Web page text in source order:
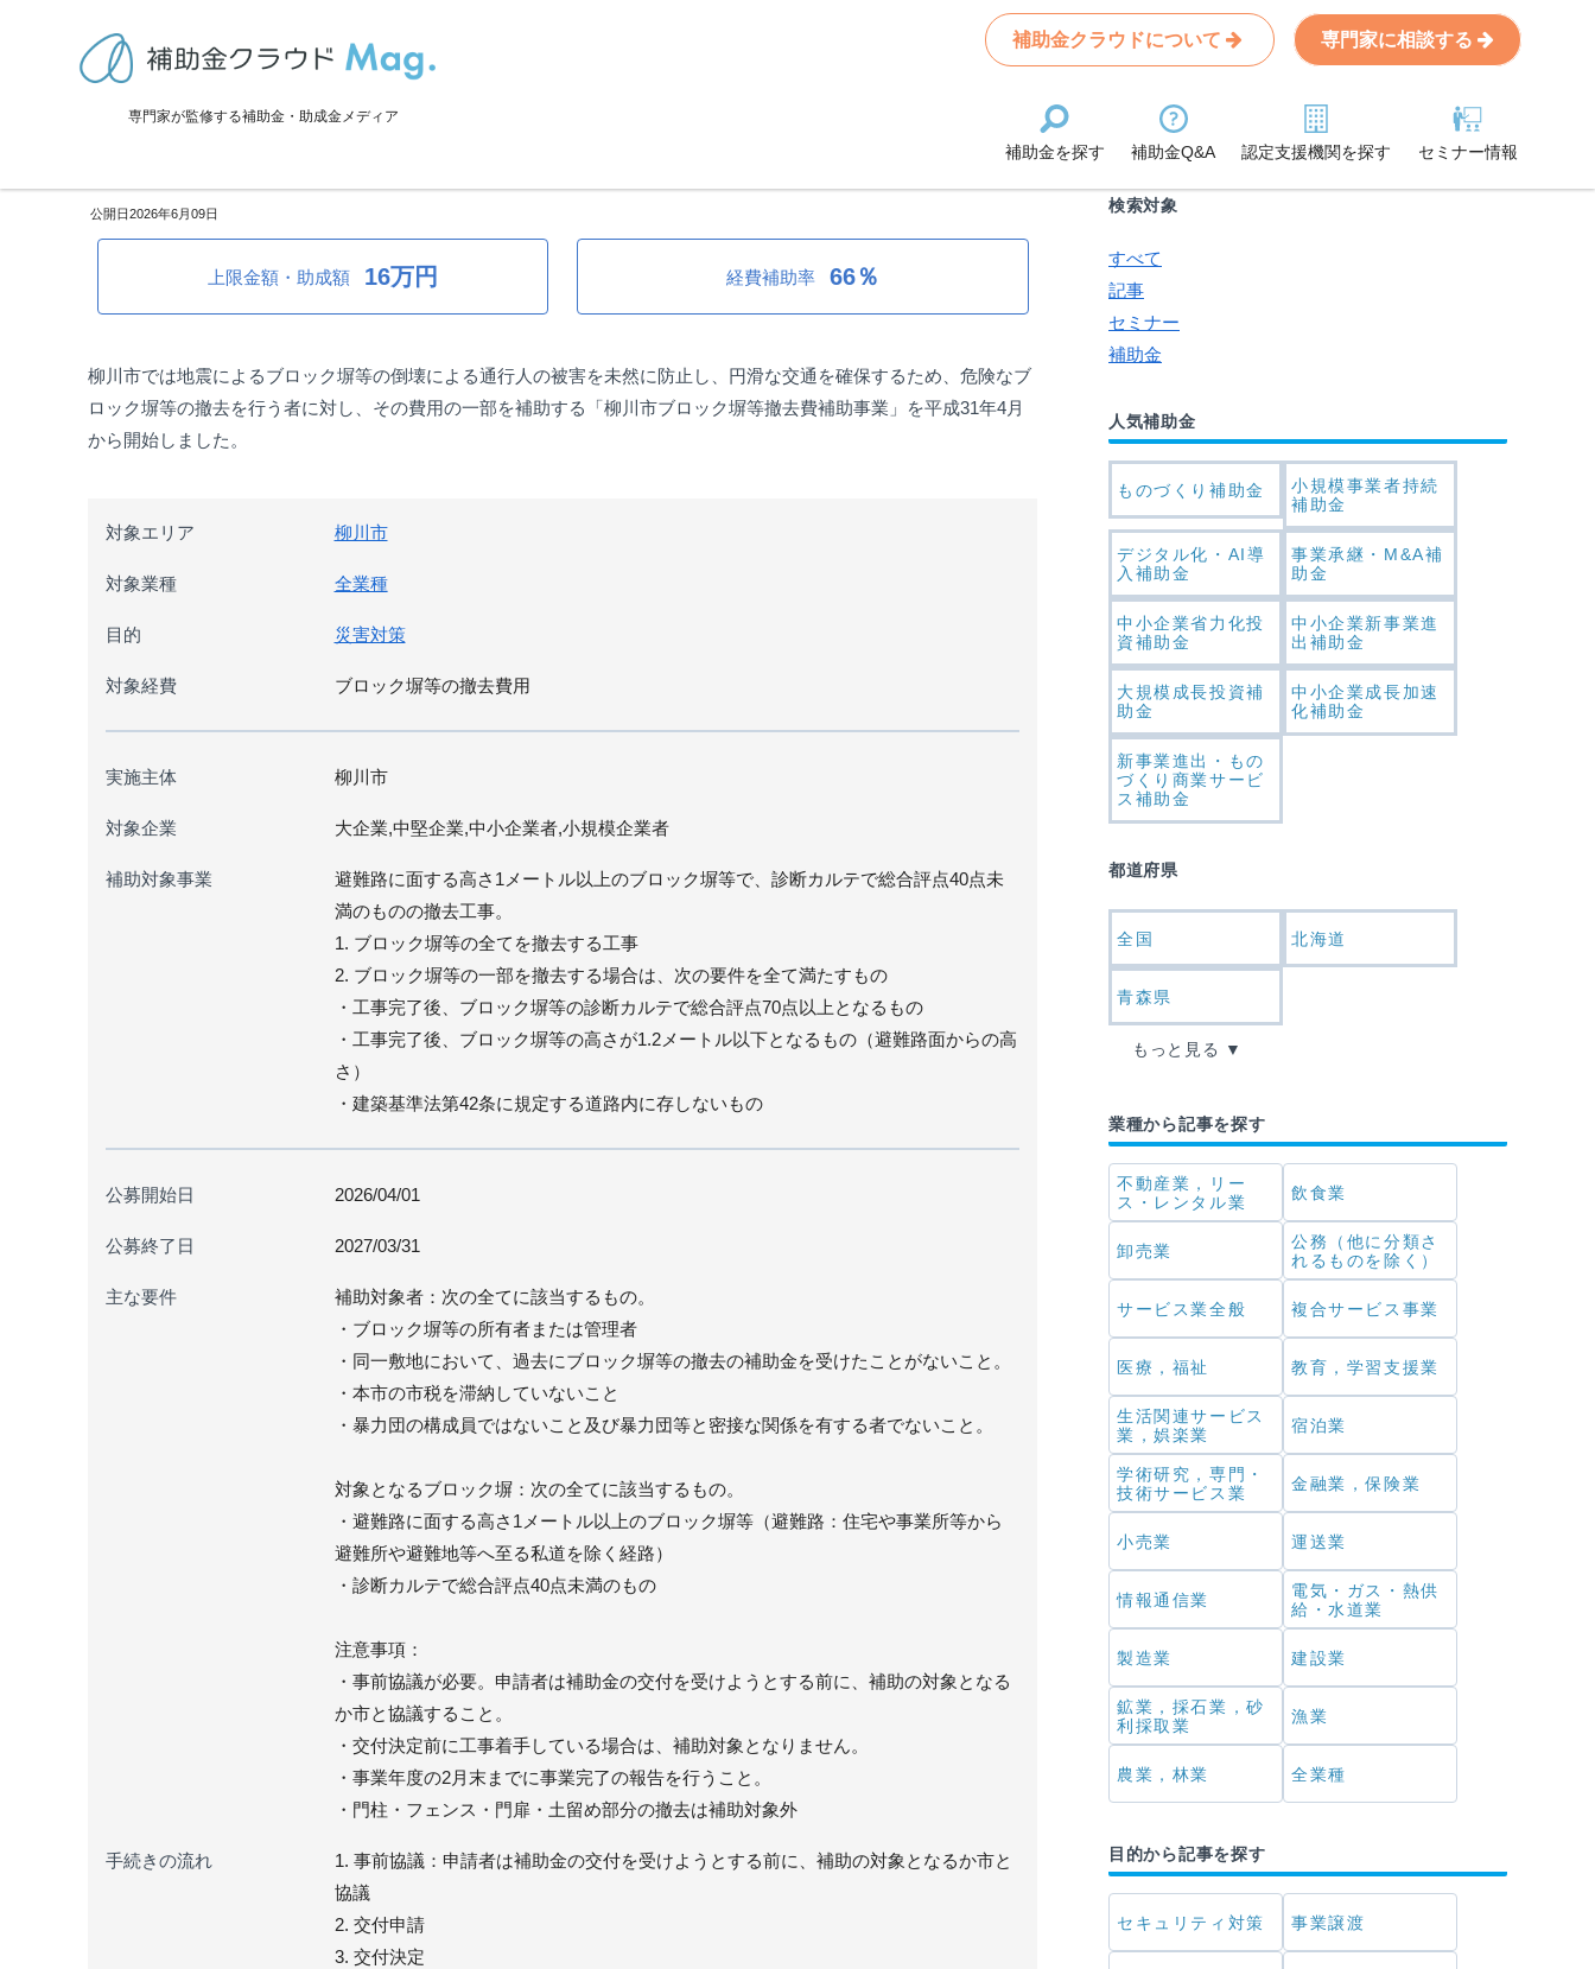
専門家が監修する補助金・助成金メディア
補助金クラウドについて 専門家に相談する
補助金を探す 補助金Q&A 認定支援機関を探す セミナー情報
>補助金・助成金詳細
2026年6月09日
上限金額・助成額 16万円 経費補助率 66％
柳川市では地震によるブロック塀等の倒壊による通行人の被害を未然に防止し、円滑な交通を確保するため、危険なブ
ロック塀等の撤去を行う者に対し、その費用の一部を補助する「柳川市ブロック塀等撤去費補助事業」を平成31年4月
から開始しました。
対象エリア 柳川市
対象業種 全業種
目的 災害対策
対象経費 ブロック塀等の撤去費用
実施主体 柳川市
対象企業 大企業,中堅企業,中小企業者,小規模企業者
補助対象事業
避難路に面する高さ1メートル以上のブロック塀等で、診断カルテで総合評点40点未
満のものの撤去工事。
1. ブロック塀等の全てを撤去する工事
2. ブロック塀等の一部を撤去する場合は、次の要件を全て満たすもの
・工事完了後、ブロック塀等の診断カルテで総合評点70点以上となるもの
・工事完了後、ブロック塀等の高さが1.2メートル以下となるもの（避難路面からの高
さ）
・建築基準法第42条に規定する道路内に存しないもの
公募開始日 2026/04/01
公募終了日 2027/03/31
主な要件
補助対象者：次の全てに該当するもの。
・ブロック塀等の所有者または管理者
・同一敷地において、過去にブロック塀等の撤去の補助金を受けたことがないこと。
・本市の市税を滞納していないこと
・暴力団の構成員ではないこと及び暴力団等と密接な関係を有する者でないこと。
対象となるブロック塀：次の全てに該当するもの。
・避難路に面する高さ1メートル以上のブロック塀等（避難路：住宅や事業所等から
避難所や避難地等へ至る私道を除く経路）
・診断カルテで総合評点40点未満のもの
注意事項：
・事前協議が必要。申請者は補助金の交付を受けようとする前に、補助の対象となる
か市と協議すること。
・交付決定前に工事着手している場合は、補助対象となりません。
・事業年度の2月末までに事業完了の報告を行うこと。
・門柱・フェンス・門扉・土留め部分の撤去は補助対象外
手続きの流れ
1. 事前協議：申請者は補助金の交付を受けようとする前に、補助の対象となるか市と
協議
2. 交付申請
3. 交付決定
Search
条件から記事を探す
検索対象
すべて
記事
セミナー
補助金
人気補助金
ものづくり補助金
小規模事業者持続
補助金
デジタル化・AI導
入補助金
事業承継・M&A補
助金
中小企業省力化投
資補助金
中小企業新事業進
出補助金
大規模成長投資補
助金
中小企業成長加速
化補助金
新事業進出・もの
づくり商業サービ
ス補助金
都道府県
全国 北海道
青森県
もっと見る
業種から記事を探す
不動産業，リー
ス・レンタル業
飲食業
卸売業
公務（他に分類さ
れるものを除く）
サービス業全般 複合サービス事業
医療，福祉 教育，学習支援業
生活関連サービス
業，娯楽業
宿泊業
学術研究，専門・
技術サービス業
金融業，保険業
小売業 運送業
情報通信業
電気・ガス・熱供
給・水道業
製造業 建設業
鉱業，採石業，砂
利採取業
漁業
農業，林業 全業種
目的から記事を探す
セキュリティ対策 事業譲渡